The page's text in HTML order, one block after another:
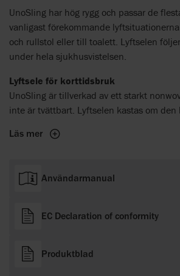
UnoSling har hög rygg och passar de
vanligast förekommande
och rullstol eller till toalett. Lyftselen
under hela sjukhusvistelsen.
Lyftsele för korttidsbruk
UnoSling är tillverkad av ett starkt
inte är tvättbart. Lyftselen kastas om
Läs mer
Användarmanual
EC Declaration of conformity
Produktblad